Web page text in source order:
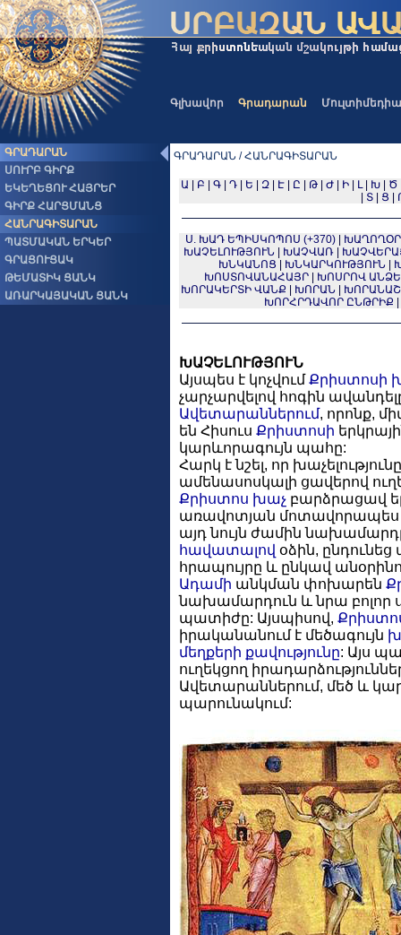
Գլխավոր Գրադարան Մուլտիմեդիա
ԳՐԱԴԱՐԱՆ
ՍՈՒՐԲ ԳԻՐՔ
ԵԿԵՂԵՑՈՒ ՀԱՅՐԵՐ
ԳԻՐՔ ՀԱՐՑՄԱՆՑ
ՀԱՆՐԱԳԻՏԱՐԱՆ
ՊԱՏՄԱԿԱՆ ԵՐԿԵՐ
ԳՐԱՑՈՒՑԱԿ
ԹԵՄԱՏԻԿ ՑԱՆԿ
ԱՌԱՐԿԱՅԱԿԱՆ ՑԱՆԿ
ԳՐԱԴԱՐԱՆ / ՀԱՆՐԱԳԻՏԱՐԱՆ
Ա Բ Գ| Դ| Ե Զ| Է| Ը Թ| Ժ| Ի| Լ| Խ| Ծ
Տ Ց
Ս. ԽԱԴ ԵՊԻՍԿՈՊՈՍ (+370)
ԽԱՉԵԼՈՒԹՅՈՒՆ
ԽԱՉՎԱՌ|
ԽՆԿԱՆՈՑ
ԽՆԿԱՐԿՈՒԹՅՈՒՆ
ԽՈՍՏՈՎԱՆԱՀԱՅՐ|
ԽՈՍՐՈՎ
ԽՈՐԱԿԵՐՏԻ ՎԱՆՔ
ԽՈՐԱՆ
ԽՈՐՀՐԴԱՎՈՐ ԸՆԹՐԻՔ
ԽԱՉԵԼՈՒԹՅՈՒՆ
Այսպես է կոչվումՔրիստոսի
չարչարվելով հոգին
Ավետարաններում, որոնք,
են Հիսուս Քրիստոսի
կարևորագույն պահը:
Հարկ է նշել, որ
ամենասոսկալի ցավերով
Քրիստոս խաչ բարձրացավ
առավոտյան մոտավորապես
այդ նույն ժամին
հավատալով օձին,
հրապույրը և ընկավ
Ադամի անկման փոխարեն
նախամարդուն և նրա բոլոր
պատիժը: Այսպիսով,
իրականանում է մեծագույն
մեղքերի քավությունը: Այս
ուղեկցող
Ավետարաններում, մեծ և
պարունակում: